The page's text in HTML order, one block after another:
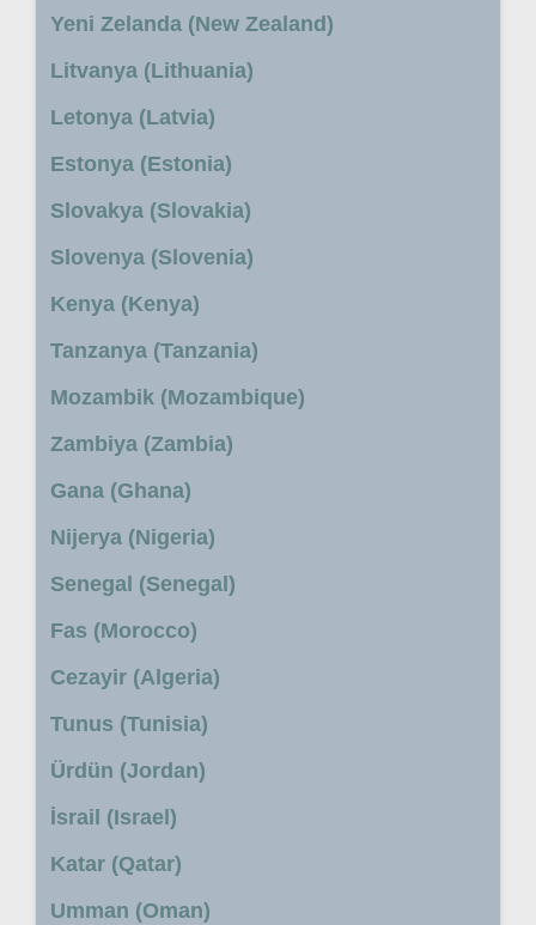
Yeni Zelanda (New Zealand)
Litvanya (Lithuania)
Letonya (Latvia)
Estonya (Estonia)
Slovakya (Slovakia)
Slovenya (Slovenia)
Kenya (Kenya)
Tanzanya (Tanzania)
Mozambik (Mozambique)
Zambiya (Zambia)
Gana (Ghana)
Nijerya (Nigeria)
Senegal (Senegal)
Fas (Morocco)
Cezayir (Algeria)
Tunus (Tunisia)
Ürdün (Jordan)
İsrail (Israel)
Katar (Qatar)
Umman (Oman)